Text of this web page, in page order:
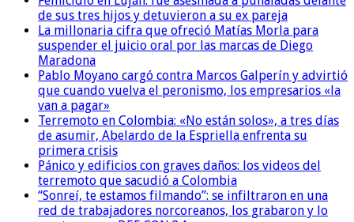
de sus tres hijos y detuvieron a su ex pareja
La millonaria cifra que ofreció Matías Morla para
suspender el juicio oral por las marcas de Diego
Maradona
Pablo Moyano cargó contra Marcos Galperín y advirtió
que cuando vuelva el peronismo, los empresarios «la
van a pagar»
Terremoto en Colombia: «No están solos», a tres días
de asumir, Abelardo de la Espriella enfrenta su
primera crisis
Pánico y edificios con graves daños: los videos del
terremoto que sacudió a Colombia
“Sonreí, te estamos filmando”: se infiltraron en una
red de trabajadores norcoreanos, los grabaron y lo